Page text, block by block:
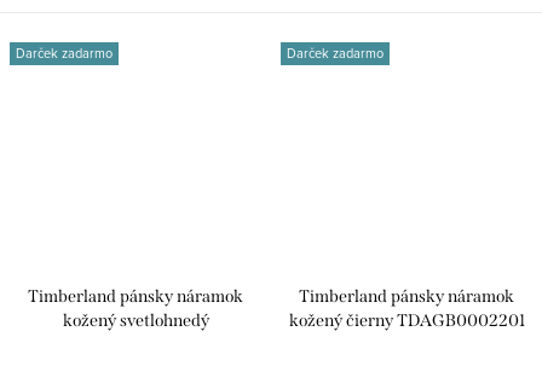
Darček zadarmo
Timberland pánsky náramok
kožený svetlohnedý
Darček zadarmo
Timberland pánsky náramok
kožený čierny TDAGB0002201